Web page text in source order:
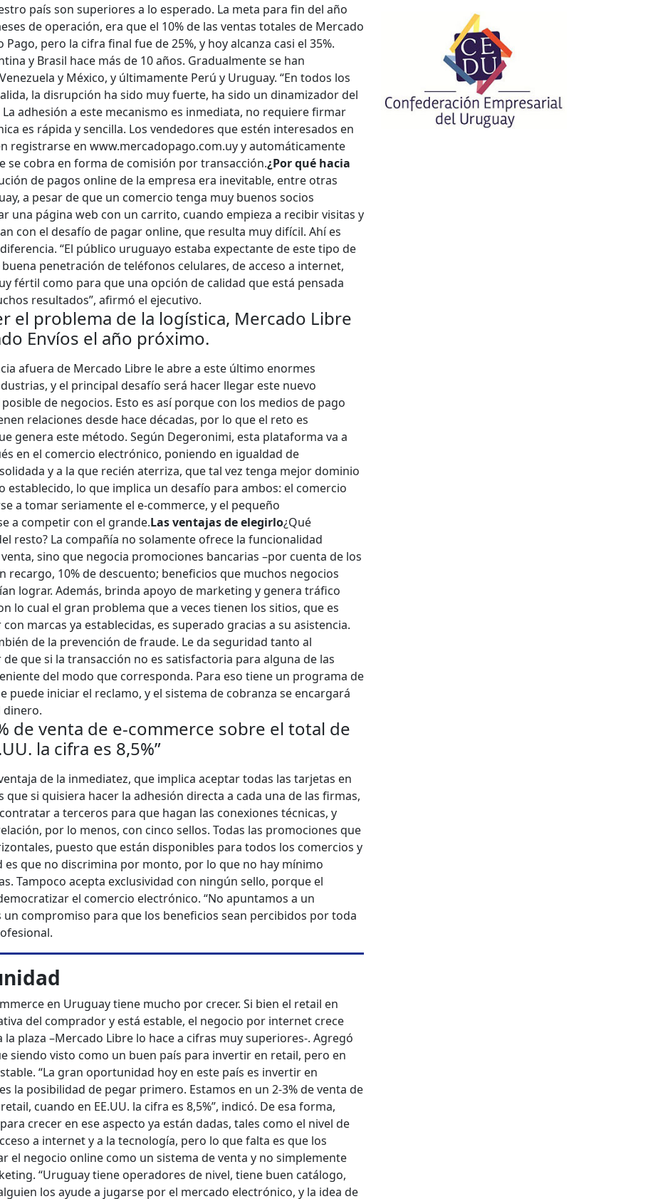
país son superiores a lo esperado. La meta para fin del año
de operación, era que el 10% de las ventas totales de Mercado
pero la cifra final fue de 25%, y hoy alcanza casi el 35%.
y Brasil hace más de 10 años. Gradualmente se han
y México, y últimamente Perú y Uruguay. “En todos los
la disrupción ha sido muy fuerte, ha sido un dinamizador del
adhesión a este mecanismo es inmediata, no requiere firmar
es rápida y sencilla. Los vendedores que estén interesados en
registrarse en www.mercadopago.com.uy y automáticamente
se cobra en forma de comisión por transacción.¿Por qué hacia
de pagos online de la empresa era inevitable, entre otras
a pesar de que un comercio tenga muy buenos socios
una página web con un carrito, cuando empieza a recibir visitas y
con el desafío de pagar online, que resulta muy difícil. Ahí es
“El público uruguayo estaba expectante de este tipo de
penetración de teléfonos celulares, de acceso a internet,
fértil como para que una opción de calidad que está pensada
resultados”, afirmó el ejecutivo.
el problema de la logística, Mercado Libre
Envíos el año próximo.
afuera de Mercado Libre le abre a este último enormes
y el principal desafío será hacer llegar este nuevo
de negocios. Esto es así porque con los medios de pago
relaciones desde hace décadas, por lo que el reto es
genera este método. Según Degeronimi, esta plataforma va a
en el comercio electrónico, poniendo en igualdad de
y a la que recién aterriza, que tal vez tenga mejor dominio
establecido, lo que implica un desafío para ambos: el comercio
a tomar seriamente el e-commerce, y el pequeño
a competir con el grande.Las ventajas de elegirlo¿Qué
resto? La compañía no solamente ofrece la funcionalidad
sino que negocia promociones bancarias –por cuenta de los
recargo, 10% de descuento; beneficios que muchos negocios
lograr. Además, brinda apoyo de marketing y genera tráfico
lo cual el gran problema que a veces tienen los sitios, que es
marcas ya establecidas, es superado gracias a su asistencia.
de la prevención de fraude. Le da seguridad tanto al
que si la transacción no es satisfactoria para alguna de las
del modo que corresponda. Para eso tiene un programa de
puede iniciar el reclamo, y el sistema de cobranza se encargará
dinero.
de venta de e-commerce sobre el total de
la cifra es 8,5%”
de la inmediatez, que implica aceptar todas las tarjetas en
si quisiera hacer la adhesión directa a cada una de las firmas,
a terceros para que hagan las conexiones técnicas, y
por lo menos, con cinco sellos. Todas las promociones que
puesto que están disponibles para todos los comercios y
que no discrimina por monto, por lo que no hay mínimo
Tampoco acepta exclusividad con ningún sello, porque el
el comercio electrónico. “No apuntamos a un
compromiso para que los beneficios sean percibidos por toda
en Uruguay tiene mucho por crecer. Si bien el retail en
del comprador y está estable, el negocio por internet crece
la plaza –Mercado Libre lo hace a cifras muy superiores-. Agregó
siendo visto como un buen país para invertir en retail, pero en
“La gran oportunidad hoy en este país es invertir en
la posibilidad de pegar primero. Estamos en un 2-3% de venta de
cuando en EE.UU. la cifra es 8,5%”, indicó. De esa forma,
crecer en ese aspecto ya están dadas, tales como el nivel de
a internet y a la tecnología, pero lo que falta es que los
el negocio online como un sistema de venta y no simplemente
“Uruguay tiene operadores de nivel, tiene buen catálogo,
los ayude a jugarse por el mercado electrónico, y la idea de